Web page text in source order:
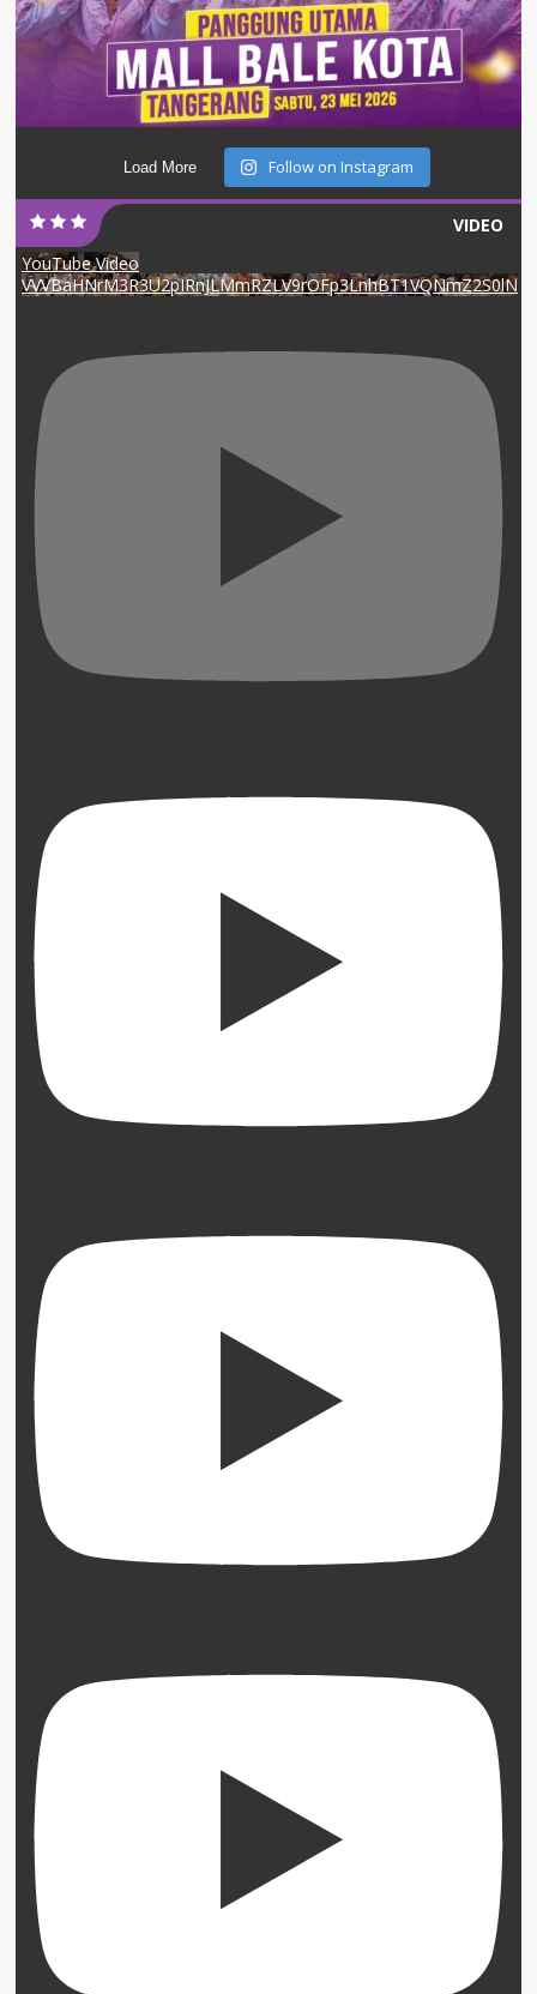
Load More Follow on Instagram
VIDEO
YouTube Video
VVVBaHNrM3R3U2pIRnJLMmRZLV9rOFp3LnhBT1VQNmZ2S0lN